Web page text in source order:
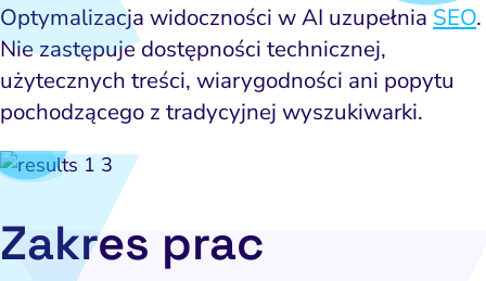
Optymalizacja widoczności w AI uzupełnia SEO.
Nie zastępuje dostępności technicznej,
użytecznych treści, wiarygodności ani popytu
pochodzącego z tradycyjnej wyszukiwarki.
Zakres prac